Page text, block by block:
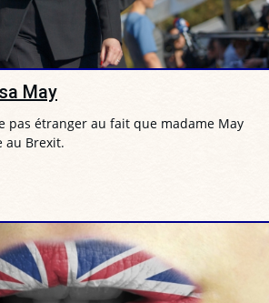
May
pas étranger au fait que madame May
au Brexit.